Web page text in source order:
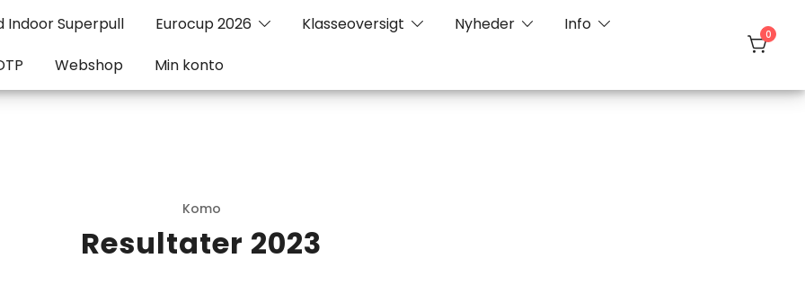
Indoor Superpull Eurocup 2026 Klasseoversigt Nyheder
Info
Webshop Min konto
0
Komo
Resultater 2023